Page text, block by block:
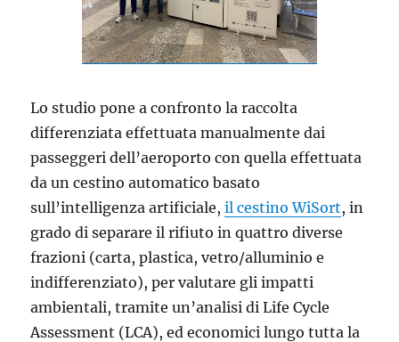
Lo studio pone a confronto la raccolta
differenziata effettuata manualmente dai
passeggeri dell’aeroporto con quella effettuata
da un cestino automatico basato
sull’intelligenza artificiale,il cestino WiSort, in
grado di separare il rifiuto in quattro diverse
frazioni (carta, plastica, vetro/alluminio e
indifferenziato), per valutare gli impatti
ambientali, tramite un’analisi di Life Cycle
Assessment (LCA), ed economici lungo tutta la